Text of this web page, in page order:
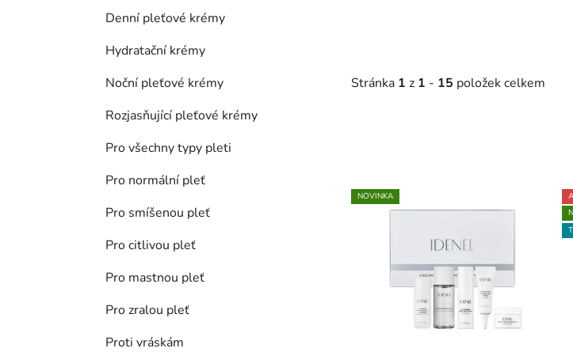
Denní pleťové krémy
Hydratační krémy
Noční pleťové krémy
Rozjasňující pleťové krémy
Pro všechny typy pleti
Pro normální pleť
Pro smíšenou pleť
Pro citlivou pleť
Pro mastnou pleť
Pro zralou pleť
Proti vráskám
Stránka 1 z 1 - 15 položek celkem
V
ý
NOVINKA